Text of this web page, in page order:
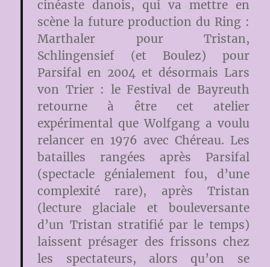
cinéaste danois, qui va mettre en
scène la future production du Ring :
Marthaler pour Tristan,
Schlingensief (et Boulez) pour
Parsifal en 2004 et désormais Lars
von Trier : le Festival de Bayreuth
retourne à être cet atelier
expérimental que Wolfgang a voulu
relancer en 1976 avec Chéreau. Les
batailles rangées après Parsifal
(spectacle génialement fou, d’une
complexité rare), après Tristan
(lecture glaciale et bouleversante
d’un Tristan stratifié par le temps)
laissent présager des frissons chez
les spectateurs, alors qu’on se